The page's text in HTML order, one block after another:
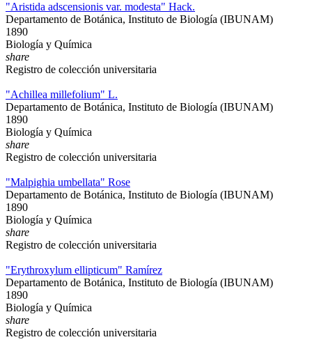
"Aristida adscensionis var. modesta" Hack.
Departamento de Botánica, Instituto de Biología (IBUNAM)
1890
Biología y Química
share
Registro de colección universitaria
"Achillea millefolium" L.
Departamento de Botánica, Instituto de Biología (IBUNAM)
1890
Biología y Química
share
Registro de colección universitaria
"Malpighia umbellata" Rose
Departamento de Botánica, Instituto de Biología (IBUNAM)
1890
Biología y Química
share
Registro de colección universitaria
"Erythroxylum ellipticum" Ramírez
Departamento de Botánica, Instituto de Biología (IBUNAM)
1890
Biología y Química
share
Registro de colección universitaria